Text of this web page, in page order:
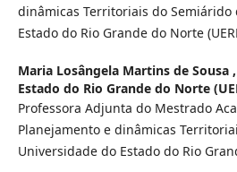
dinâmicas Territoriais do Semiárido
Estado do Rio Grande do Norte
Maria Losângela Martins de Sousa ,
Estado do Rio Grande do Norte
Professora Adjunta do Mestrado
Planejamento e dinâmicas
Universidade do Estado do Rio